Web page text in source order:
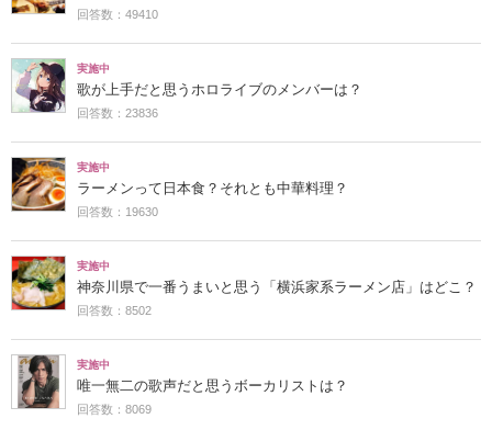
回答数：49410
実施中
歌が上手だと思うホロライブのメンバーは？
回答数：23836
実施中
ラーメンって日本食？それとも中華料理？
回答数：19630
実施中
神奈川県で一番うまいと思う「横浜家系ラーメン店」はどこ？
回答数：8502
実施中
唯一無二の歌声だと思うボーカリストは？
回答数：8069